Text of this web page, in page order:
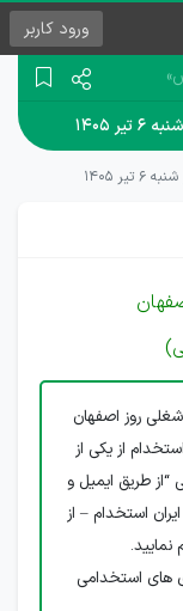
ورود کاربر
۱۴۰۵
۱۴۰۵
روز اصفهان
از یکی از
طریق ایمیل و
استخدام – از
نمایید.
های استخدامی